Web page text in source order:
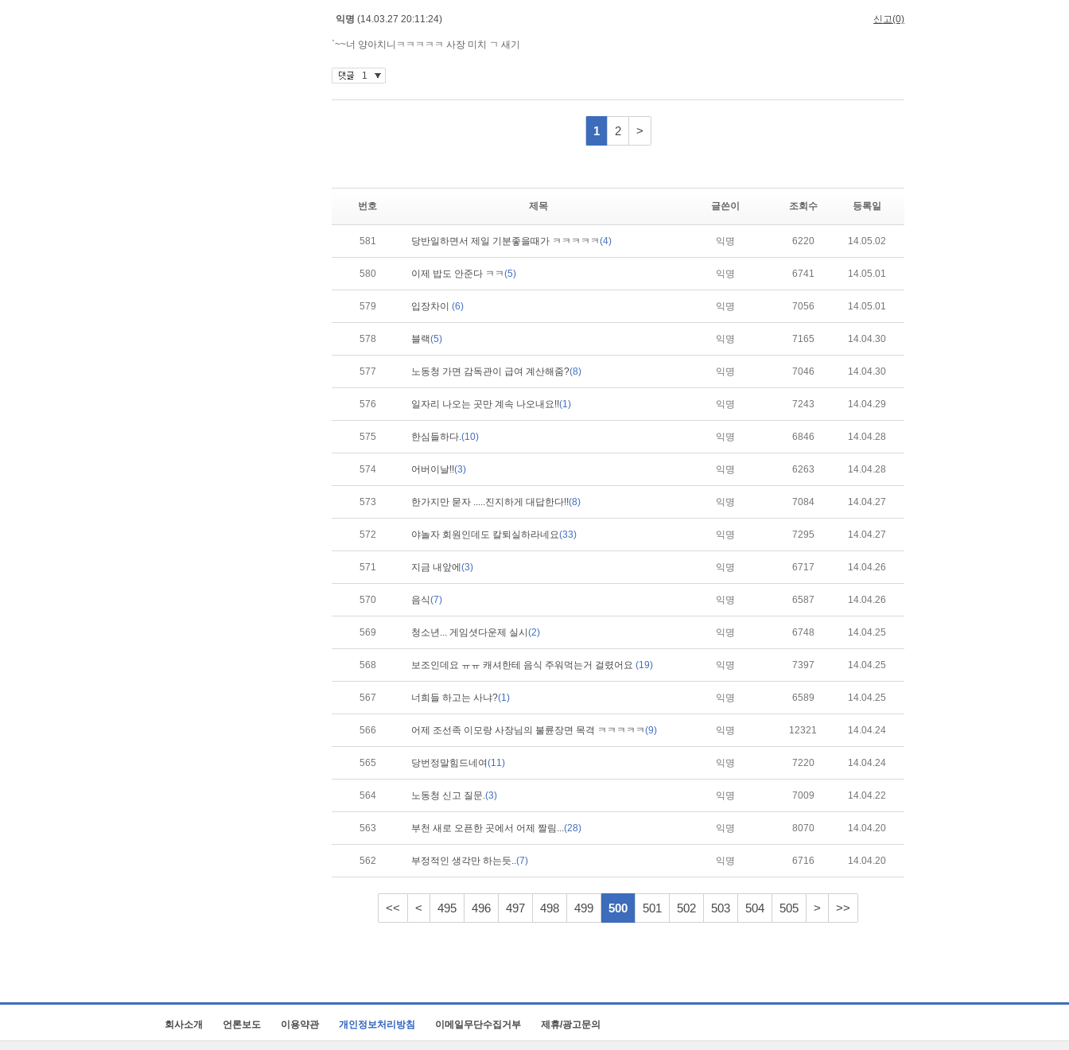
번호 제목 글쓴이 조회수 등록일
581 당반일하면서 제일 기분좋을때가 ㅋㅋㅋㅋㅋ(4) 익명 6220 14.05.02
580 이제 밥도 안준다 ㅋㅋ(5) 익명 6741 14.05.01
579 입장차이 (6) 익명 7056 14.05.01
578 블랙(5) 익명 7165 14.04.30
577 노동청 가면 감독관이 급여 계산해줌?(8) 익명 7046 14.04.30
576 일자리 나오는 곳만 계속 나오내요!!(1) 익명 7243 14.04.29
575 한심들하다.(10) 익명 6846 14.04.28
574 어버이날!!(3) 익명 6263 14.04.28
573 한가지만 묻자 .....진지하게 대답한다!!(8) 익명 7084 14.04.27
572 야놀자 회원인데도 칼퇴실하라네요(33) 익명 7295 14.04.27
571 지금 내앞에 (3) 익명 6717 14.04.26
570 음식(7) 익명 6587 14.04.26
569 청소년... 게임셧다운제 실시 (2) 익명 6748 14.04.25
568 보조인데요 ㅠㅠ 캐셔한테 음식 주워먹는거 걸렸어요 (19) 익명 7397 14.04.25
567 너희들 하고는 사냐?(1) 익명 6589 14.04.25
566 어제 조선족 이모랑 사장님의 불륜장면 목격 ㅋㅋㅋㅋㅋ(9) 익명 12321 14.04.24
565 당번정말힘드네여(11) 익명 7220 14.04.24
564 노동청 신고 질문.(3) 익명 7009 14.04.22
563 부천 새로 오픈한 곳에서 어제 짤림...(28) 익명 8070 14.04.20
562 부정적인 생각만 하는듯..(7) 익명 6716 14.04.20
<< < 495 496 497 498 499 500 501 502 503 504 505 > >>
회사소개 언론보도 이용약관 개인정보처리방침 이메일무단수집거부 제휴/광고문의